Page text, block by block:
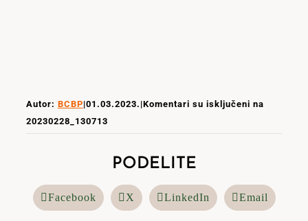
Autor: BCBP|01.03.2023. |Komentari su isključeni na
20230228_130713
PODELITE
Facebook X LinkedIn Email